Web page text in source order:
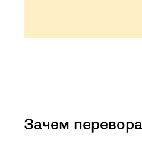
Зачем